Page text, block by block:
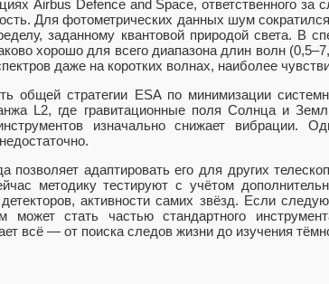
Airbus Defence and Space, ответственного за
Для фотометрических данных шум
заданному квантовой природой света. В
хорошо для всего диапазона длин волн
даже на коротких волнах, наиболее
общей стратегии ESA по минимизации
L2, где гравитационные поля Солнца и
изначально снижает вибрации.
позволяет адаптировать его для других
методику тестируют с учётом
детекторов, активности самих звёзд. Если
может стать частью стандартного
всё — от поиска следов жизни до изучения